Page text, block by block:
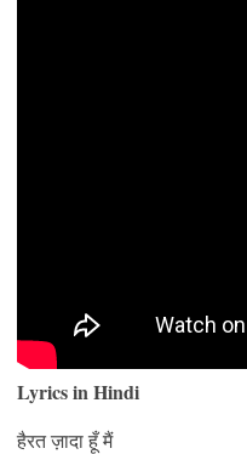
Lyrics in Hindi
हैरत ज़ादा हूँ मैं